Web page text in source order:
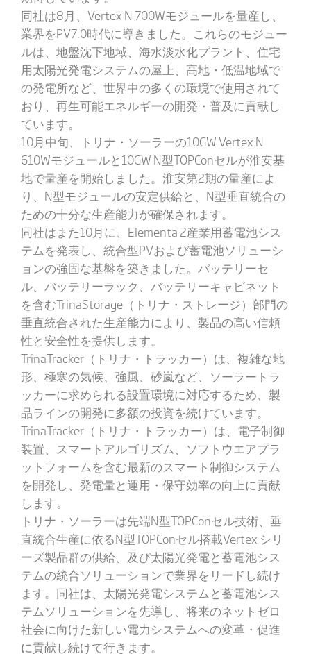
同社は8月、Vertex N 700Wモジュールを量産し、
業界をPV7.0時代に導きました。これらのモジュー
ルは、地盤沈下地域、海水淡水化プラント、住宅
用太陽光発電システムの屋上、高地・低温地域で
の発電所など、世界中の多くの環境で使用されて
おり、再生可能エネルギーの開発・普及に貢献し
ています。
10月中旬、トリナ・ソーラーの10GW Vertex N
610Wモジュールと10GW N型TOPConセルが淮安基
地で量産を開始しました。淮安第2期の量産によ
り、N型モジュールの安定供給と、N型垂直統合の
ための十分な生産能力が確保されます。
同社はまた10月に、Elementa 2産業用蓄電池シス
テムを発表し、統合型PVおよび蓄電池ソリューシ
ョンの強固な基盤を築きました。バッテリーセ
ル、バッテリーラック、バッテリーキャビネット
を含むTrinaStorage（トリナ・ストレージ）部門の
垂直統合された生産能力により、製品の高い信頼
性と安全性を提供します。
TrinaTracker（トリナ・トラッカー）は、複雑な地
形、極寒の気候、強風、砂嵐など、ソーラートラ
ッカーに求められる設置環境に対応するため、製
品ラインの開発に多額の投資を続けています。
TrinaTracker（トリナ・トラッカー）は、電子制御
装置、スマートアルゴリズム、ソフトウエアプラ
ットフォームを含む最新のスマート制御システム
を開発し、発電量と運用・保守効率の向上に貢献
します。
トリナ・ソーラーは先端N型TOPConセル技術、垂
直統合生産に依るN型TOPConセル搭載Vertex シリ
ーズ製品群の供給、及び太陽光発電と蓄電池シス
テムの統合ソリューションで業界をリードし続け
ます。同社は、太陽光発電システムと蓄電池シス
テムソリューションを先導し、将来のネットゼロ
社会に向けた新しい電力システムへの変革・促進
に貢献し続けて行きます。